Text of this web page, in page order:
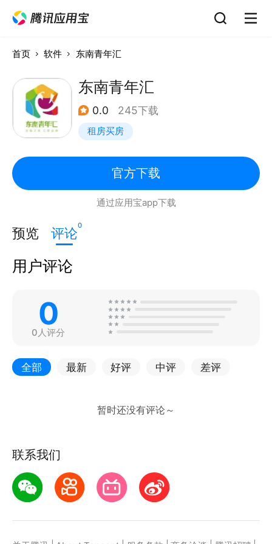
首页 软件 东南青年汇
东南青年汇
0.0 245下载
租房买房
官方下载
通过应用宝app下载
预览 评论0
用户评论
0
0人评分
全部 最新 好评 中评 差评
联系我们